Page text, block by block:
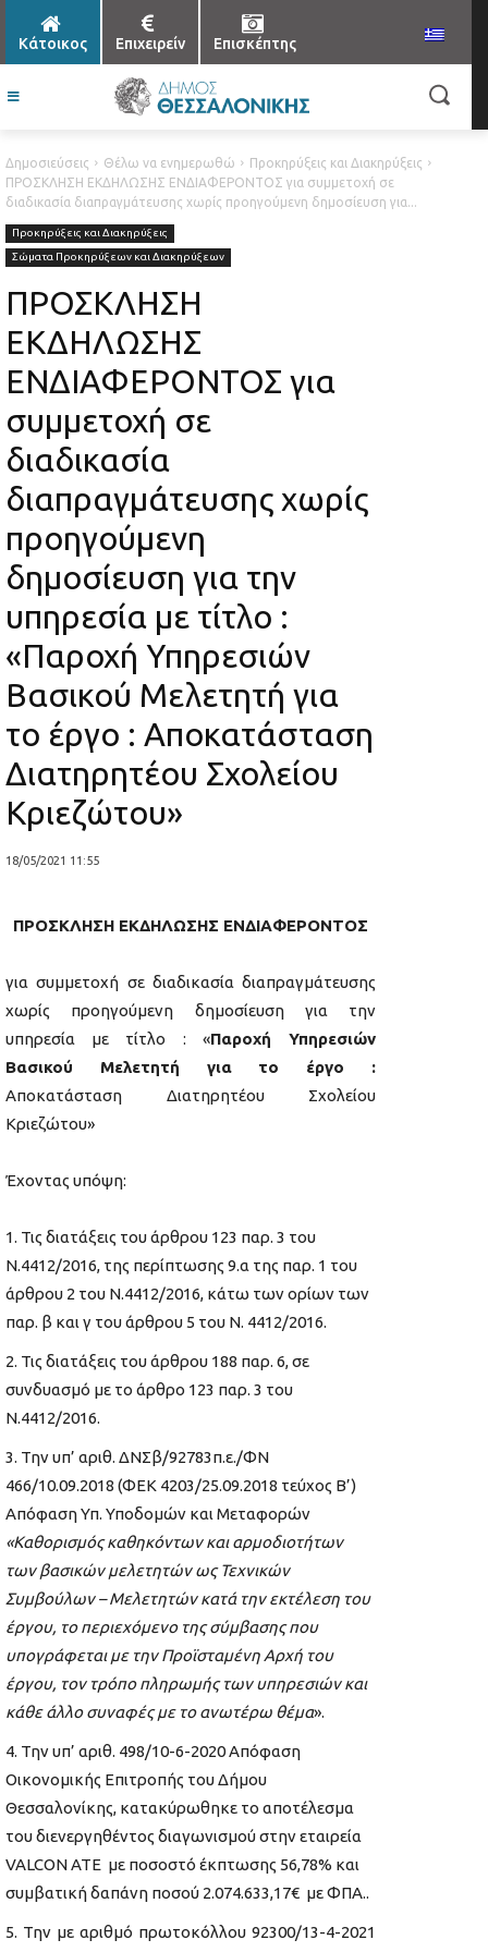
Κάτοικος Επιχειρείν Επισκέπτης
Δημοσιεύσεις Θέλω να ενημερωθώ
Προκηρύξεις και Διακηρύξεις
ΠΡΟΣΚΛΗΣΗ ΕΚΔΗΛΩΣΗΣ ΕΝΔΙΑΦΕΡΟΝΤΟΣ για συμμετοχή σε
διαδικασία διαπραγμάτευσης χωρίς προηγούμενη δημοσίευση για...
Προκηρύξεις και Διακηρύξεις
Σώματα Προκηρύξεων και Διακηρύξεων
ΠΡΟΣΚΛΗΣΗ
ΕΚΔΗΛΩΣΗΣ
ΕΝΔΙΑΦΕΡΟΝΤΟΣ για
συμμετοχή σε
διαδικασία
διαπραγμάτευσης χωρίς
προηγούμενη
δημοσίευση για την
υπηρεσία με τίτλο :
«Παροχή Υπηρεσιών
Βασικού Μελετητή για
το έργο : Αποκατάσταση
Διατηρητέου Σχολείου
Κριεζώτου»
18/05/2021 11:55
ΠΡΟΣΚΛΗΣΗ ΕΚΔΗΛΩΣΗΣ ΕΝΔΙΑΦΕΡΟΝΤΟΣ
για συμμετοχή σε διαδικασία διαπραγμάτευσης
χωρίς προηγούμενη δημοσίευση για την
υπηρεσία με τίτλο : «Παροχή Υπηρεσιών
Βασικού Μελετητή για το έργο :
Αποκατάσταση Διατηρητέου Σχολείου
Κριεζώτου»
Έχοντας υπόψη:
Τις διατάξεις του άρθρου 123 παρ. 3 του
Ν.4412/2016, της περίπτωσης 9.α της παρ. 1 του
άρθρου 2 του Ν.4412/2016, κάτω των ορίων των
παρ. β και γ του άρθρου 5 του Ν. 4412/2016.
Τις διατάξεις του άρθρου 188 παρ. 6, σε
συνδυασμό με το άρθρο 123 παρ. 3 του
Ν.4412/2016.
Την υπ’ αριθ. ΔΝΣβ/92783π.ε./ΦΝ
466/10.09.2018 (ΦΕΚ 4203/25.09.2018 τεύχος Β’)
Απόφαση Υπ. Υποδομών και Μεταφορών
«Καθορισμός καθηκόντων και αρμοδιοτήτων
των βασικών μελετητών ως Τεχνικών
Συμβούλων – Μελετητών κατά την εκτέλεση του
έργου, το περιεχόμενο της σύμβασης που
υπογράφεται με την Προϊσταμένη Αρχή του
έργου, τον τρόπο πληρωμής των υπηρεσιών και
κάθε άλλο συναφές με το ανωτέρω θέμα».
Την υπ’ αριθ. 498/10-6-2020 Απόφαση
Οικονομικής Επιτροπής του Δήμου
Θεσσαλονίκης, κατακύρωθηκε το αποτέλεσμα
του διενεργηθέντος διαγωνισμού στην εταιρεία
VALCON ΑΤΕ με ποσοστό έκπτωσης 56,78% και
συμβατική δαπάνη ποσού 2.074.633,17€ με ΦΠΑ..
Την με αριθμό πρωτοκόλλου 92300/13-4-2021